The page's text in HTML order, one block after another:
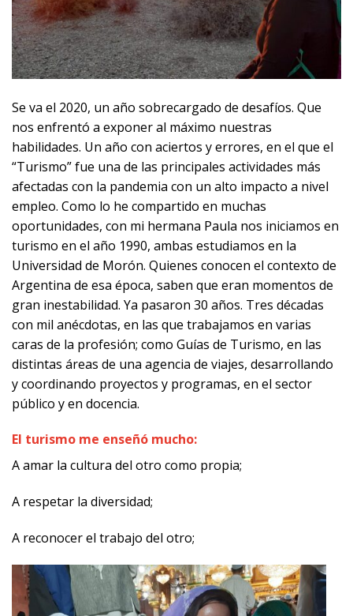
Se va el 2020, un año sobrecargado de desafíos. Que
nos enfrentó a exponer al máximo nuestras
habilidades. Un año con aciertos y errores, en el que el
“Turismo” fue una de las principales actividades más
afectadas con la pandemia con un alto impacto a nivel
empleo. Como lo he compartido en muchas
oportunidades, con mi hermana Paula nos iniciamos en
turismo en el año 1990, ambas estudiamos en la
Universidad de Morón. Quienes conocen el contexto de
Argentina de esa época, saben que eran momentos de
gran inestabilidad. Ya pasaron 30 años. Tres décadas
con mil anécdotas, en las que trabajamos en varias
caras de la profesión; como Guías de Turismo, en las
distintas áreas de una agencia de viajes, desarrollando
y coordinando proyectos y programas, en el sector
público y en docencia.
El turismo me enseñó mucho:
A amar la cultura del otro como propia;
A respetar la diversidad;
A reconocer el trabajo del otro;